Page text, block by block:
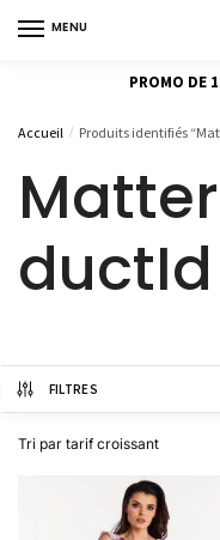
MENU
PROMO DE
Accueil / Produits identifiés
FILTRES